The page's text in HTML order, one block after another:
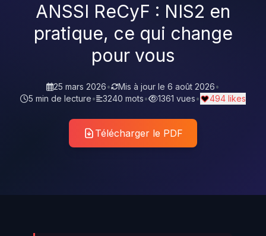
ANSSI ReCyF : NIS2 en
pratique, ce qui change
pour vous
25 mars 2026• Mis à jour le 6 août 2026•
5 min de lecture• 3240 mots• 1361 vues• 494 likes
Télécharger le PDF